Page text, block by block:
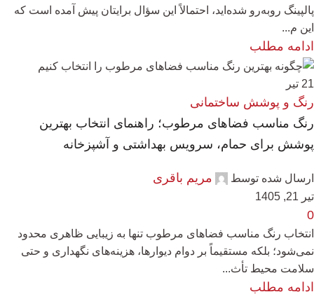
پالپینگ روبه‌رو شده‌اید، احتمالاً این سؤال برایتان پیش آمده است که
این م...
ادامه مطلب
21 تیر
رنگ و پوشش ساختمانی
رنگ مناسب فضاهای مرطوب؛ راهنمای انتخاب بهترین
پوشش برای حمام، سرویس بهداشتی و آشپزخانه
ارسال شده توسط مریم باقری
تیر 21, 1405
0
انتخاب رنگ مناسب فضاهای مرطوب تنها به زیبایی ظاهری محدود
نمی‌شود؛ بلکه مستقیماً بر دوام دیوارها، هزینه‌های نگهداری و حتی
سلامت محیط تأث...
ادامه مطلب